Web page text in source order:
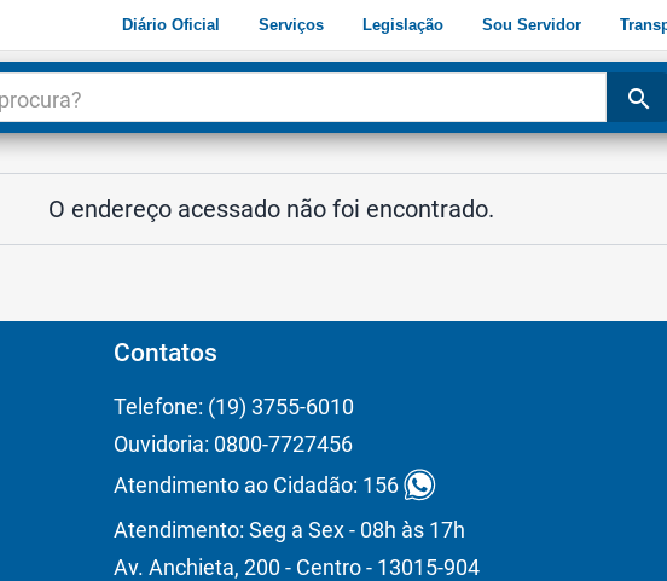
Diário Oficial Serviços Legislação Sou Servidor
search
O endereço acessado não foi encontrado.
Contatos
Telefone: (19) 3755-6010
Ouvidoria: 0800-7727456
Atendimento ao Cidadão: 156
Atendimento: Seg a Sex - 08h às 17h
Av. Anchieta, 200 - Centro - 13015-904